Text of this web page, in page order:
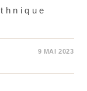
9 MAI 2023